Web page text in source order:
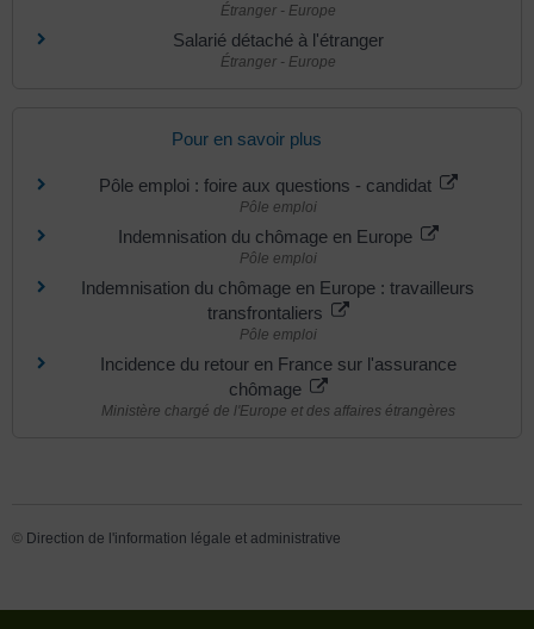
Étranger - Europe
Salarié détaché à l'étranger
Étranger - Europe
Pour en savoir plus
Pôle emploi : foire aux questions - candidat
Pôle emploi
Indemnisation du chômage en Europe
Pôle emploi
Indemnisation du chômage en Europe : travailleurs
transfrontaliers
Pôle emploi
Incidence du retour en France sur l'assurance
chômage
Ministère chargé de l'Europe et des affaires étrangères
© Direction de l'information légale et administrative